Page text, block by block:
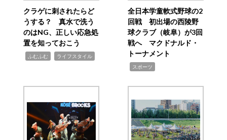
クラゲに刺されたらど
うする？ 真水で洗う
のはNG、正しい応急処
置を知っておこう
ふむふむ ライフスタイル
全日本学童軟式野球の2
回戦 初出場の西陵野
球クラブ（岐阜）が3回
戦へ マクドナルド・
トーナメント
スポーツ